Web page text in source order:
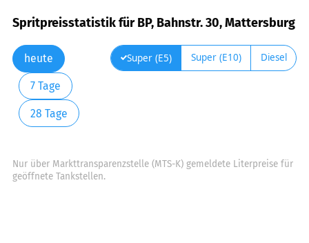
Spritpreisstatistik für BP, Bahnstr. 30, Mattersburg
heute
7 Tage
28 Tage
Super (E5) Super (E10) Diesel
Nur über Markttransparenzstelle (MTS-K) gemeldete Literpreise für
geöffnete Tankstellen.